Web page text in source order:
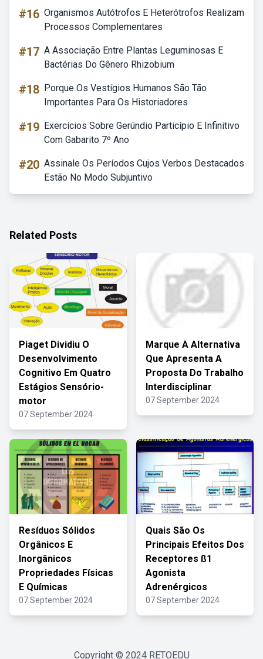
#16 Organismos Autótrofos E Heterótrofos Realizam
Processos Complementares
#17 A Associação Entre Plantas Leguminosas E
Bactérias Do Gênero Rhizobium
#18 Porque Os Vestígios Humanos São Tão
Importantes Para Os Historiadores
#19 Exercícios Sobre Gerúndio Particípio E Infinitivo
Com Gabarito 7º Ano
#20 Assinale Os Períodos Cujos Verbos Destacados
Estão No Modo Subjuntivo
Related Posts
Piaget Dividiu O
Desenvolvimento
Cognitivo Em Quatro
Estágios Sensório-
motor
07 September 2024
Marque A Alternativa
Que Apresenta A
Proposta Do Trabalho
Interdisciplinar
07 September 2024
Resíduos Sólidos
Orgânicos E
Inorgânicos
Propriedades Físicas
E Químicas
07 September 2024
Quais São Os
Principais Efeitos Dos
Receptores ß1
Agonista
Adrenérgicos
07 September 2024
Copyright © 2024 RETOEDU